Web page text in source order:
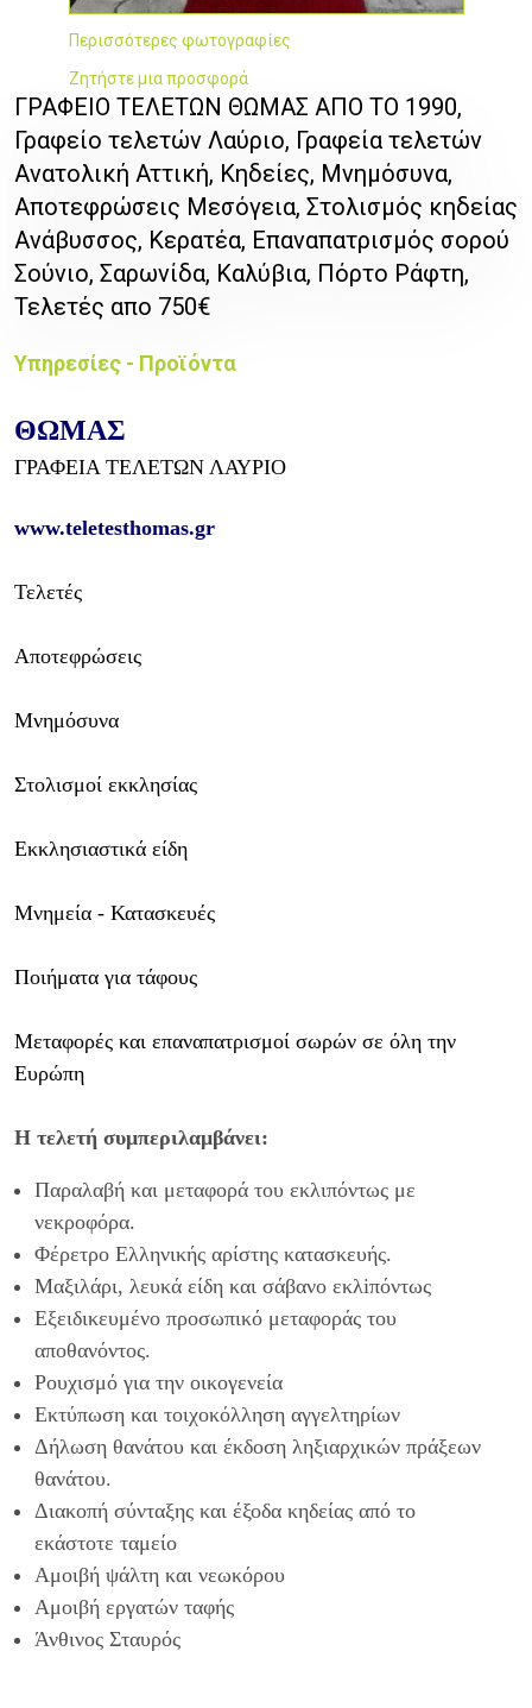
Περισσότερες φωτογραφίες
Ζητήστε μια προσφορά
ΓΡΑΦΕΙΟ ΤΕΛΕΤΩΝ ΘΩΜΑΣ ΑΠΟ ΤΟ 1990,
Γραφείο τελετών Λαύριο, Γραφεία τελετών
Ανατολική Αττική, Κηδείες, Μνημόσυνα,
Αποτεφρώσεις Μεσόγεια, Στολισμός κηδείας
Ανάβυσσος, Κερατέα, Επαναπατρισμός σορού
Σούνιο, Σαρωνίδα, Καλύβια, Πόρτο Ράφτη,
Τελετές απο 750€
Υπηρεσίες - Προϊόντα
ΘΩΜΑΣ
ΓΡΑΦΕΙΑ ΤΕΛΕΤΩΝ ΛΑΥΡΙΟ
www.teletesthomas.gr
Τελετές
Αποτεφρώσεις
Μνημόσυνα
Στολισμοί εκκλησίας
Εκκλησιαστικά είδη
Μνημεία - Κατασκευές
Ποιήματα για τάφους
Μεταφορές και επαναπατρισμοί σωρών σε όλη την
Ευρώπη
Η τελετή συμπεριλαμβάνει:
Παραλαβή και μεταφορά του εκλιπόντως με
νεκροφόρα.
Φέρετρο Ελληνικής αρίστης κατασκευής.
Μαξιλάρι, λευκά είδη και σάβανο εκλiπόντως
Εξειδικευμένο προσωπικό μεταφοράς του
αποθανόντος.
Ρουχισμό για την οικογενεία
Εκτύπωση και τοιχοκόλληση αγγελτηρίων
Δήλωση θανάτου και έκδοση ληξιαρχικών πράξεων
θανάτου.
Διακοπή σύνταξης και έξοδα κηδείας από το
εκάστοτε ταμείο
Αμοιβή ψάλτη και νεωκόρου
Αμοιβή εργατών ταφής
Άνθινος Σταυρός